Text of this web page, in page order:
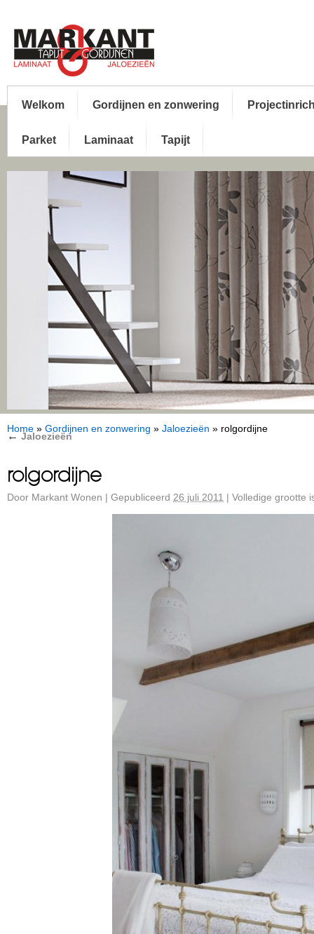
Welkom Gordijnen en zonwering
Parket Laminaat Tapijt
Home » Gordijnen en zonwering » Jaloezieën » rolgordijne
← Jaloezieën
rolgordijne
Door Markant Wonen | Gepubliceerd 26 juli 2011 | Volledige grootte